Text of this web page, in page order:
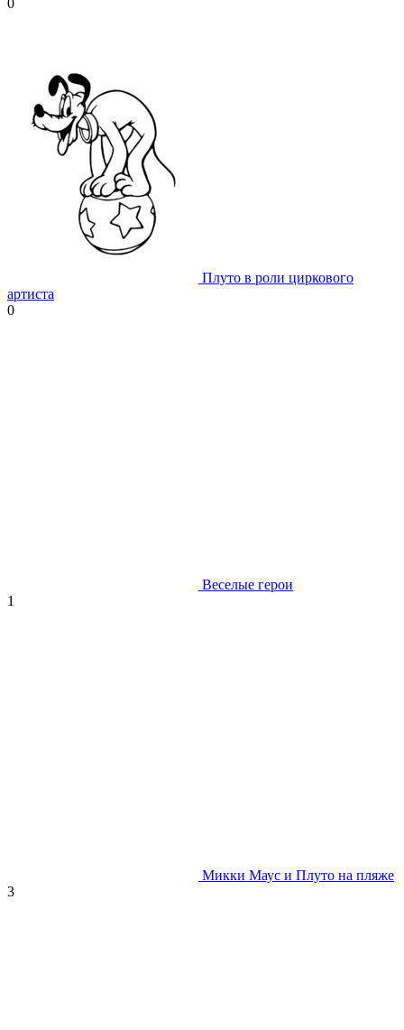
Плуто в роли циркового
артиста
0
Веселые герои
1
Микки Маус и Плуто на пляже
3